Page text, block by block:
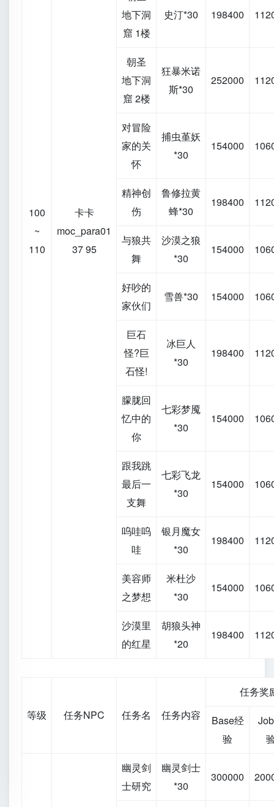
100
~
110
卡卡
moc_para01
37 95
地下洞
窟 1楼
史汀*30 198400
朝圣
地下洞
窟 2楼
狂暴米诺
斯*30
252000
对冒险
家的关
怀
捕虫堇妖
*30
154000
精神创
伤
鲁修拉黄
蜂*30
198400
与狼共
舞
沙漠之狼
*30
154000
好吵的
家伙们
雪兽*30 154000
巨石
怪?巨
石怪!
冰巨人
*30
198400
朦胧回
忆中的
你
七彩梦魇
*30
154000
跟我跳
最后一
支舞
七彩飞龙
*30
154000
呜哇呜
哇
银月魔女
*30
198400
美容师
之梦想
米杜沙
*30
154000
沙漠里
的红星
胡狼头神
*20
198400
等级 任务NPC 任务名 任务内容
任务奖
Base经
验
幽灵剑
士研究
幽灵剑士
*30
300000